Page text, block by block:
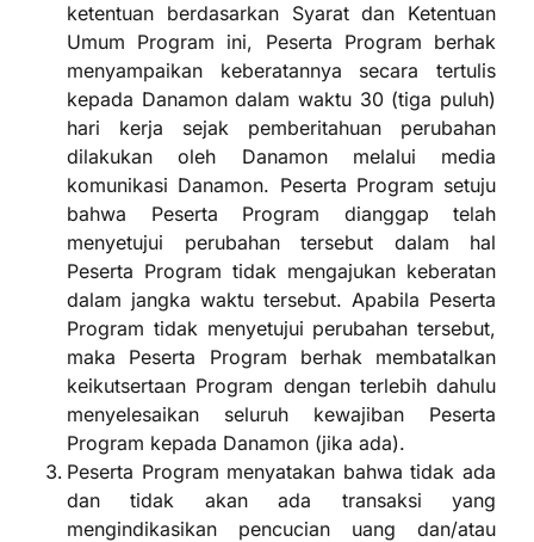
ketentuan berdasarkan Syarat dan Ketentuan
Umum Program ini, Peserta Program berhak
menyampaikan keberatannya secara tertulis
kepada Danamon dalam waktu 30 (tiga puluh)
hari kerja sejak pemberitahuan perubahan
dilakukan oleh Danamon melalui media
komunikasi Danamon. Peserta Program setuju
bahwa Peserta Program dianggap telah
menyetujui perubahan tersebut dalam hal
Peserta Program tidak mengajukan keberatan
dalam jangka waktu tersebut. Apabila Peserta
Program tidak menyetujui perubahan tersebut,
maka Peserta Program berhak membatalkan
keikutsertaan Program dengan terlebih dahulu
menyelesaikan seluruh kewajiban Peserta
Program kepada Danamon (jika ada).
Peserta Program menyatakan bahwa tidak ada
dan tidak akan ada transaksi yang
mengindikasikan pencucian uang dan/atau